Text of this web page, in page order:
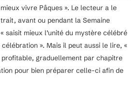
vivre Pâques ». Le lecteur a le
avant ou pendant la Semaine
saisit mieux l’unité du mystère célébré
». Mais il peut aussi le lire, «
graduellement par chapitre
pour bien préparer celle-ci afin de